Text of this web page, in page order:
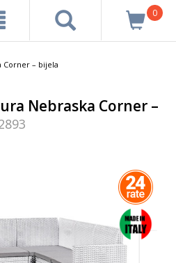
0
Corner – bijela
Nebraska Corner –